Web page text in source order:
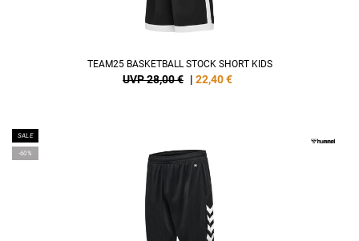
TEAM25 BASKETBALL STOCK SHORT KIDS
UVP 28,00 € | 22,40€
SALE
-60%